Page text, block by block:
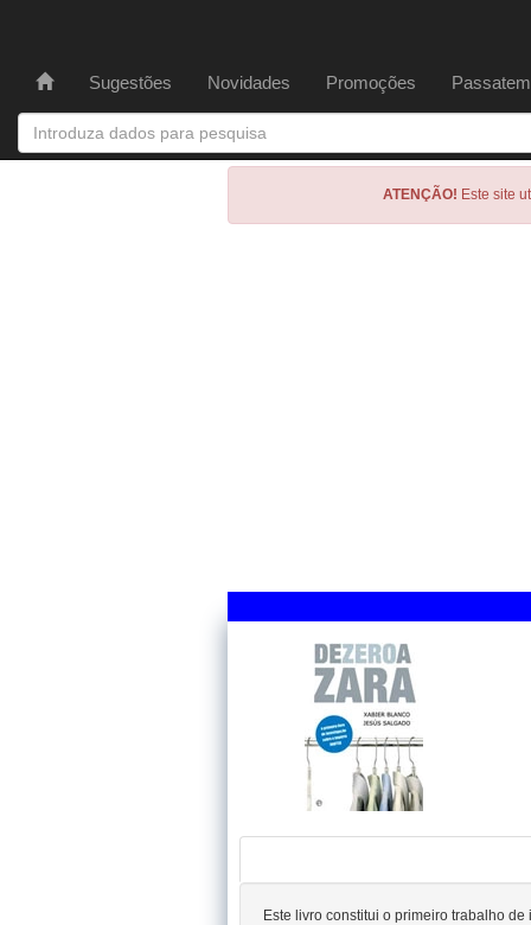
Sugestões Novidades Promoções
ATENÇÃO! Este site
Este livro constitui o primeiro trabalho